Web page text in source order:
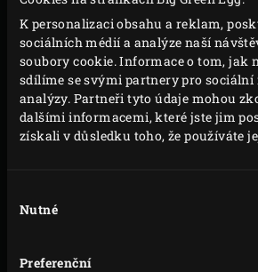
K personalizaci obsahu a reklam,
sociálních médií a analýze naší
soubory cookie. Informace o tom, jak
sdílíme se svými partnery pro sociální
analýzy. Partneři tyto údaje mohou
dalšími informacemi, které jste jim
získali v důsledku toho, že používáte
souhlasu
Nutné
Preferenční
kynout.
Pracovní desku lehce poprašte
těsto a zatlačte dolů, abyste
rohy těsta přeložte směrem ke
vytvořili jakousi obálku. Poté
potravinářskou fólií a nechte
srdce (asi 12 cm) vykrájejte 8